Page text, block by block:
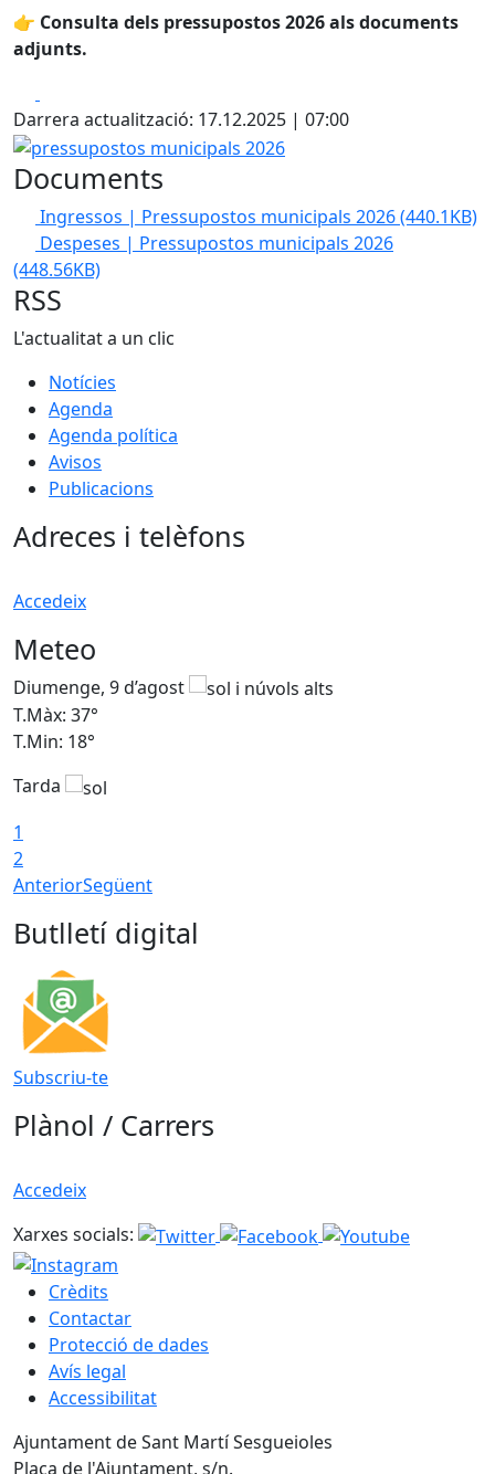
👉 Consulta dels pressupostos 2026 als documents
adjunts.
Darrera actualització: 17.12.2025 | 07:00
pressupostos municipals 2026
Documents
Ingressos | Pressupostos municipals 2026(440.1KB)
Despeses | Pressupostos municipals 2026
(448.56KB)
RSS
L'actualitat a un clic
Notícies
Agenda
Agenda política
Avisos
Publicacions
Adreces i telèfons
Accedeix
Meteo
Diumenge, 9 d’agost
T.Màx: 37°
T.Min: 18°
Tarda
1
2
AnteriorSegüent
Butlletí digital
Subscriu-te
Plànol / Carrers
Accedeix
Xarxes socials:
Crèdits
Contactar
Protecció de dades
Avís legal
Accessibilitat
Ajuntament de Sant Martí Sesgueioles
Plaça de l'Ajuntament, s/n.